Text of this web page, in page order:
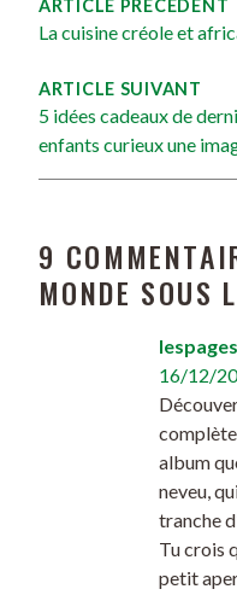
ARTICLE PRÉCÉDENT
La cuisine créole et
ARTICLE SUIVANT
5 idées cadeaux de
enfants curieux une
9
MONDE SOUS
16/12/
album
neveu,
tranche
Tu crois
petit